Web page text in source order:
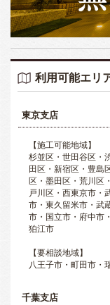
利用可能エリ
東京支店
【施工可能地域】
杉並区・世田谷区・
田区・新宿区・豊島
区・墨田区・荒川区
戸川区・西東京市・
市・東久留米市・武
市・国立市・府中市
狛江市
【要相談地域】
八王子市・町田市・
千葉支店